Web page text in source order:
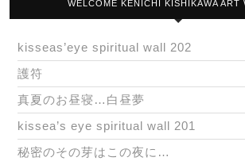
WELCOME KENICHI KISHIKAWA ART
kisseas’eye spiritual wall 202
護符
真夏のお昼寝…白昼夢
kissea’s eye spiritual wall 201
秘密のその芽はこの夜に…